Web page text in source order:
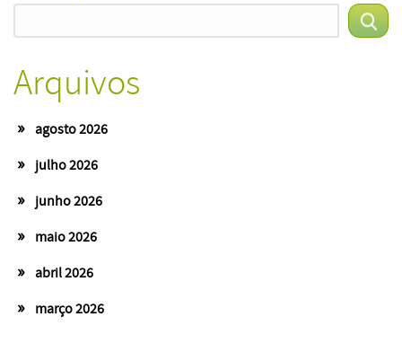
Arquivos
agosto 2026
julho 2026
junho 2026
maio 2026
abril 2026
março 2026